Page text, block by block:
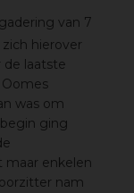
van 7
hierover
de laatste
was om
ging
maar enkelen
nam